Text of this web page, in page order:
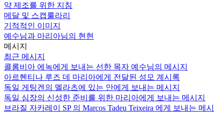
약 제조를 위한 지침
메달 및 스캡룰라리
기적적인 이미지
예수님과 마리아님의 현현
메시지
최근 메시지
콜롬비아 에녹에게 보내는 선한 목자 예수님의 메시지
아르헨티나 루즈 데 마리아에게 전달된 성모 계시록
독일 게팅겐의 멜라츠에 있는 안에게 보내는 메시지
독일 심장의 신성한 준비를 위한 마리아에게 보내는 메시지
브라질 자카레이 SP 의 Marcos Tadeu Teixeira 에게 보내는 메시